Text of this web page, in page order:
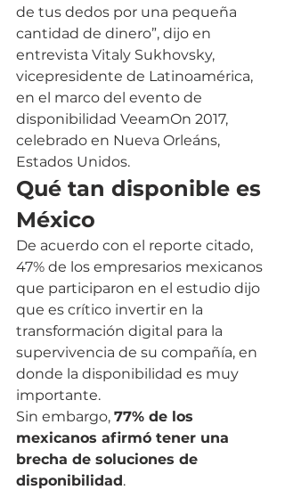
de tus dedos por una pequeña
cantidad de dinero”, dijo en
entrevista Vitaly Sukhovsky,
vicepresidente de Latinoamérica,
en el marco del evento de
disponibilidad VeeamOn 2017,
celebrado en Nueva Orleáns,
Estados Unidos.
Qué tan disponible es
México
De acuerdo con el reporte citado,
47% de los empresarios mexicanos
que participaron en el estudio dijo
que es crítico invertir en la
transformación digital para la
supervivencia de su compañía, en
donde la disponibilidad es muy
importante.
Sin embargo, 77% de los
mexicanos afirmó tener una
brecha de soluciones de
disponibilidad.